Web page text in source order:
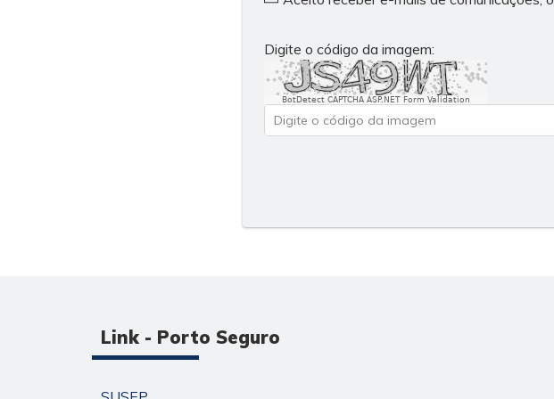
Digite o código da imagem:
BotDetect CAPTCHA ASP.NET Form Validation
Link - Porto Seguro